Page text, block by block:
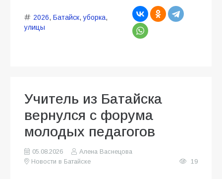
2026, Батайск,уборка,
улицы
Учитель из Батайска
вернулся с форума
молодых педагогов
05.08.2026
Алена Васнецова
Новости в Батайске
19